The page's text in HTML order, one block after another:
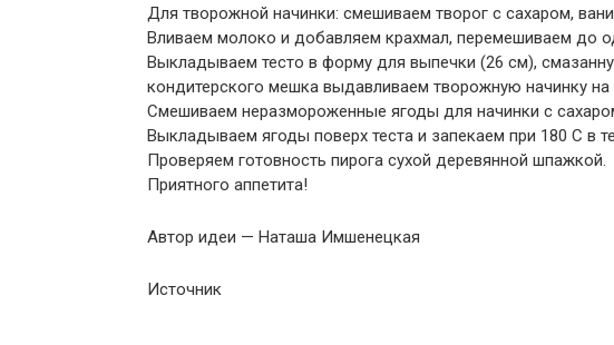
Для творожной начинки: смешиваем творог с сахаром,
Вливаем молоко и добавляем крахмал, перемешиваем до
Выкладываем тесто в форму для выпечки (26 см),
кондитерского мешка выдавливаем творожную начинку на
Смешиваем неразмороженные ягоды для начинки с
Выкладываем ягоды поверх теста и запекаем при 180 С в
Проверяем готовность пирога сухой деревянной шпажкой.
Приятного аппетита!
Автор идеи — Наташа Имшенецкая
Источник